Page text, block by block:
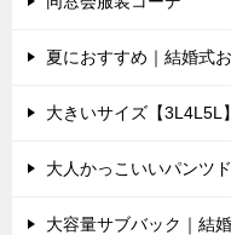
夏におすすめ｜結婚式
大きいサイズ【3L4L5L
大人かっこいいパンツ
大容量サブバック｜結